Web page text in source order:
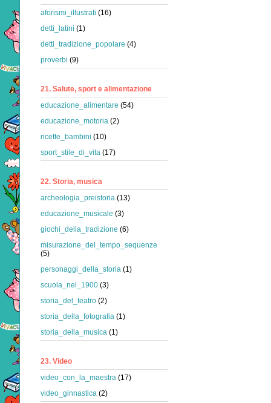
aforismi_illustrati (16)
detti_latini (1)
detti_tradizione_popolare (4)
proverbi (9)
21. Salute, sport e alimentazione
educazione_alimentare (54)
educazione_motoria (2)
ricette_bambini (10)
sport_stile_di_vita (17)
22. Storia, musica
archeologia_preistoria (13)
educazione_musicale (3)
giochi_della_tradizione (6)
misurazione_del_tempo_sequenze
(5)
personaggi_della_storia (1)
scuola_nel_1900 (3)
storia_del_teatro (2)
storia_della_fotografia (1)
storia_della_musica (1)
23. Video
video_con_la_maestra (17)
video_ginnastica (2)